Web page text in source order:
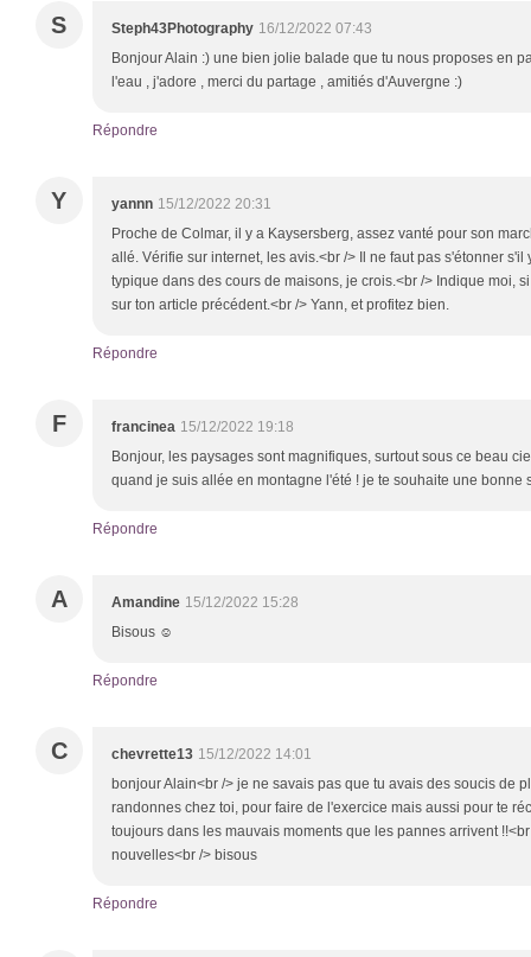
S Steph43Photography 16/12/2022 07:43
Bonjour Alain :) une bien jolie balade que tu nous proposes en
l'eau , j'adore , merci du partage , amitiés d'Auvergne :)
Répondre
Y yannn 15/12/2022 20:31
Proche de Colmar, il y a Kaysersberg, assez vanté pour son
allé. Vérifie sur internet, les avis.<br /> Il ne faut pas s'étonner
typique dans des cours de maisons, je crois.<br /> Indique moi,
sur ton article précédent.<br /> Yann, et profitez bien.
Répondre
F francinea 15/12/2022 19:18
Bonjour, les paysages sont magnifiques, surtout sous ce beau
quand je suis allée en montagne l'été ! je te souhaite une
Répondre
A Amandine 15/12/2022 15:28
Bisous ☺️
Répondre
C chevrette13 15/12/2022 14:01
bonjour Alain<br /> je ne savais pas que tu avais des soucis de
randonnes chez toi, pour faire de l'exercice mais aussi pour te
toujours dans les mauvais moments que les pannes arrivent
nouvelles<br /> bisous
Répondre